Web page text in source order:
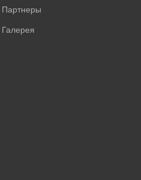
Партнеры
Галерея